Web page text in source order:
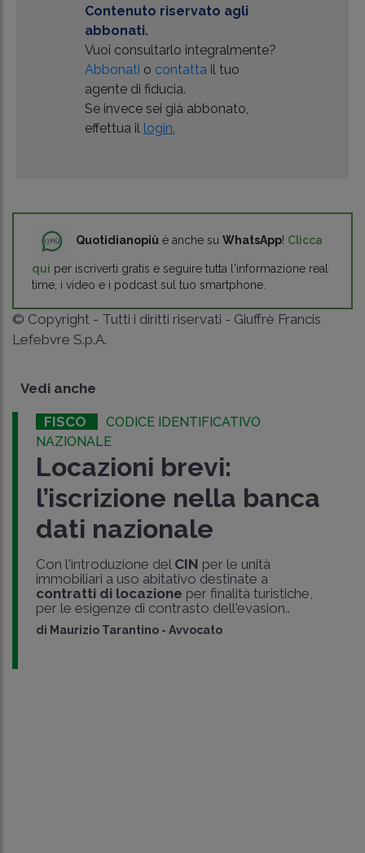
Contenuto riservato agli
abbonati.
Vuoi consultarlo integralmente?
Abbonati o contatta il tuo
agente di fiducia.
Se invece sei già abbonato,
effettua il login.
Quotidianopiù è anche su WhatsApp! Clicca
qui per iscriverti gratis e seguire tutta l'informazione real
time, i video e i podcast sul tuo smartphone.
© Copyright - Tutti i diritti riservati - Giuffrè Francis
Lefebvre S.p.A.
Vedi anche
FISCO
CODICE IDENTIFICATIVO
NAZIONALE
Locazioni brevi:
l’iscrizione nella banca
dati nazionale
Con l'introduzione del CIN per le unità
immobiliari a uso abitativo destinate a
contratti di locazione per finalità turistiche,
per le esigenze di contrasto dell'evasion..
di Maurizio Tarantino - Avvocato